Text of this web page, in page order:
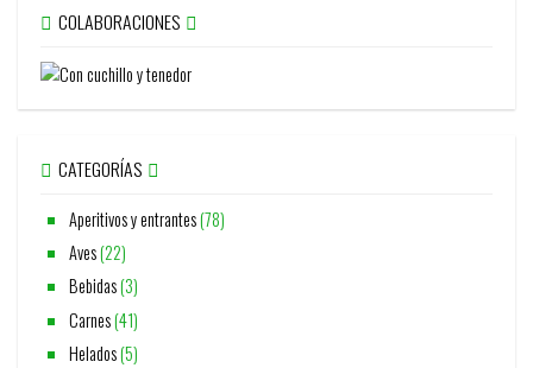
COLABORACIONES
CATEGORÍAS
Aperitivos y entrantes(78)
Aves(22)
Bebidas(3)
Carnes(41)
Helados(5)